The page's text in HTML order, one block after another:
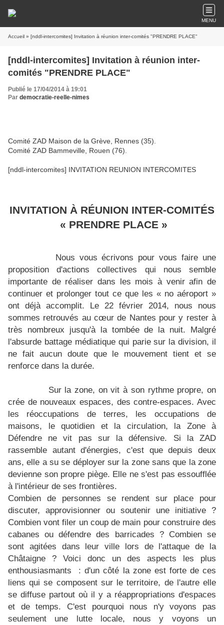
MENU
Accueil » [nddl-intercomites] Invitation à réunion inter-comités "PRENDRE PLACE"
[nddl-intercomites] Invitation à réunion inter-
comités "PRENDRE PLACE"
Publié le 17/04/2014 à 19:01
Par democratie-reelle-nimes
Comité ZAD Maison de la Grève, Rennes (35).
Comité ZAD Bammeville, Rouen (76).
[nddl-intercomites] INVITATION REUNION INTERCOMITES
INVITATION À RÉUNION INTER-COMITÉS
« PRENDRE PLACE »
Nous vous écrivons pour vous faire une
proposition d'actions collectives qui nous semble
importante de réaliser dans les mois à venir afin de
continuer et prolonger tout ce que les « no aéroport »
ont déjà accomplit. Le 22 février 2014, nous nous
sommes retrouvés au cœur de Nantes pour y rester à
très nombreux jusqu'à la tombée de la nuit. Malgré
l'absurde battage médiatique qui parie sur la division, il
ne fait aucun doute que le mouvement tient et se
renforce dans la durée.
Sur la zone, on vit à son rythme propre, on
crée de nouveaux espaces, des contre-espaces. Avec
les réoccupations de terres, les occupations de
maisons, le quotidien et la circulation, la Zone à
Défendre ne vit pas sur la défensive. Si la ZAD
rassemble autant d'énergies, c'est que depuis deux
ans, elle a su se déployer sur la zone sans que la zone
devienne son propre piège. Elle ne s'est pas essoufflée
à l'intérieur de ses frontières.
Combien de personnes se rendent sur place pour
discuter, approvisionner ou soutenir une initiative ?
Combien vont filer un coup de main pour construire des
cabanes ou défendre des barricades ? Combien se
sont agitées dans leur ville lors de l'attaque de la
Châtaigne ? Voici donc un des aspects les plus
enthousiasmants : d'un côté la zone est forte de ces
liens qui se composent sur le territoire, de l'autre elle
se diffuse partout où il y a réappropriations d'espaces
et de temps. C'est pourquoi nous n'y voyons pas
seulement une lutte locale, nous y voyons un